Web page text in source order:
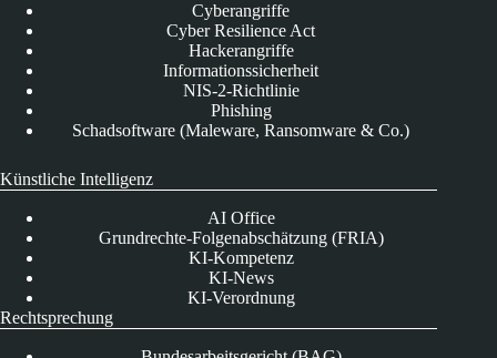
Cyberangriffe
Cyber Resilience Act
Hackerangriffe
Informationssicherheit
NIS-2-Richtlinie
Phishing
Schadsoftware (Maleware, Ransomware & Co.)
Künstliche Intelligenz
AI Office
Grundrechte-Folgenabschätzung (FRIA)
KI-Kompetenz
KI-News
KI-Verordnung
Rechtsprechung